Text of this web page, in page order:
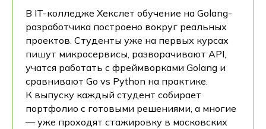
В IT-колледже Хекслет обучение на Golang-
разработчика построено вокруг реальных
проектов. Студенты уже на первых курсах
пишут микросервисы, разворачивают API,
учатся работать с фреймворками Golang и
сравнивают Go vs Python на практике.
К выпуску каждый студент собирает
портфолио с готовыми решениями, а многие
— уже проходят стажировку в московских